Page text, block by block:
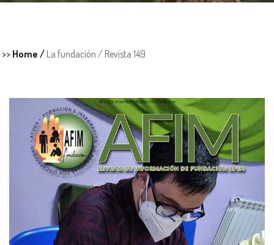
>> Home / La fundación / Revista 149